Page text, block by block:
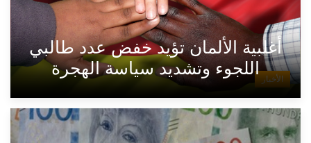
الأخبار
أغلبية الألمان تؤيد خفض عدد طالبي
اللجوء وتشديد سياسة الهجرة